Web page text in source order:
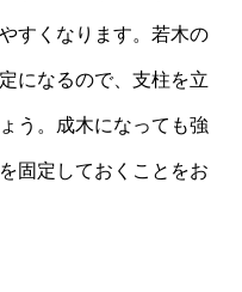
すくなります。若木の
になるので、支柱を立
う。成木になっても強
固定しておくことをお